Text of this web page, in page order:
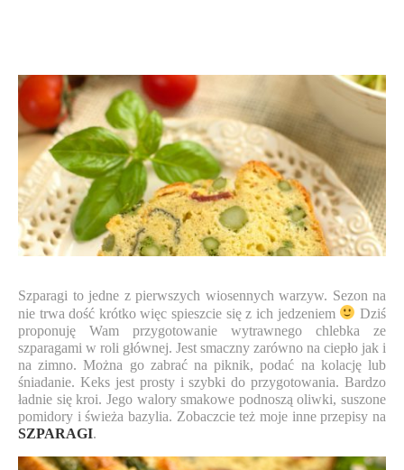
Szparagi to jedne z pierwszych wiosennych warzyw. Sezon na
nie trwa dość krótko więc spieszcie się z ich jedzeniem
Dziś
proponuję Wam przygotowanie wytrawnego chlebka ze
szparagami w roli głównej. Jest smaczny zarówno na ciepło jak i
na zimno. Można go zabrać na piknik, podać na kolację lub
śniadanie. Keks jest prosty i szybki do przygotowania. Bardzo
ładnie się kroi. Jego walory smakowe podnoszą oliwki, suszone
pomidory i świeża bazylia. Zobaczcie też moje inne przepisy na
SZPARAGI.